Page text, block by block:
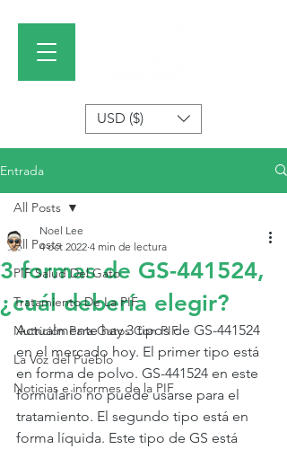
USD ($)
Entrada
All Posts
PIF Salud Del Gato
Tratamiento De La PIF
Nutrición Para Gatos Con PIF
La Voz del Pueblo
Noticias e informes de la PIF
All Posts
3 formas de GS-441524,
¿cuál debería elegir?
Noel Lee
4 oct 2022 4 min de lectura
Actualmente hay 3 tipos de GS-441524
en el mercado hoy. El primer tipo está
en forma de polvo. GS-441524 en este
formulario no puede usarse para el
tratamiento. El segundo tipo está en
forma líquida. Este tipo de GS está